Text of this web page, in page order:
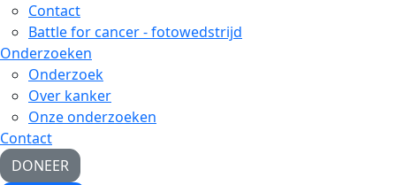
Contact
Battle for cancer - fotowedstrijd
Onderzoeken
Onderzoek
Over kanker
Onze onderzoeken
Contact
DONEER